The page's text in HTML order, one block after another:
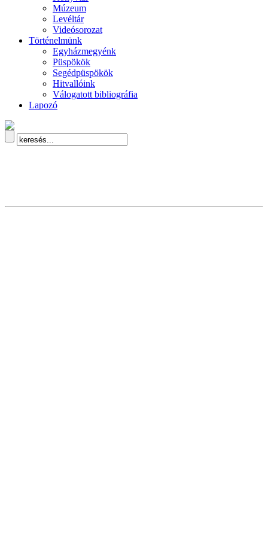
Múzeum
Levéltár
Videósorozat
Történelmünk
Egyházmegyénk
Püspökök
Segédpüspökök
Hitvallóink
Válogatott bibliográfia
Lapozó